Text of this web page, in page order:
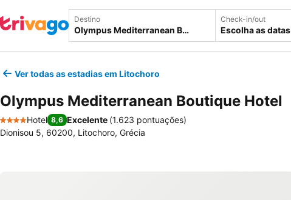
Destino Check-in/out
Escolha as datas
Ver todas as estadias em Litochoro
Olympus Mediterranean Boutique Hotel
4 Estrelas
Hotel 8,6 Excelente (1.623 pontuações)
Dionisou 5, 60200, Litochoro, Grécia